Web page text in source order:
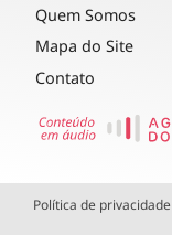
Quem Somos
Mapa do Site
Contato
Política de privacidade